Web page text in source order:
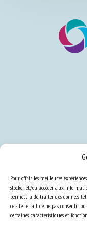
Pour offrir les meilleures
stocker et/ou accéder aux
permettra de traiter des données
ce site. Le fait de ne pas consentir
certaines caractéristiques et